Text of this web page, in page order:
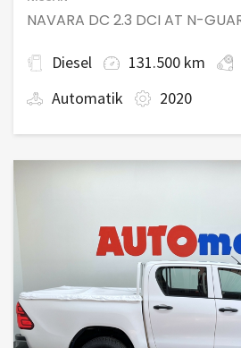
NAVARA DC 2.3 DCI AT N-
Diesel 131.500 km
Automatik
2020